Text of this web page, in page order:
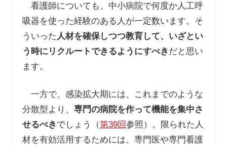
看護師についても、中小病院で何度か人工呼
吸器を使った経験のある人が一定数います。そ
ういった 人材を確保しつつ教育して、いざとい
う時にリクルートできるようにすべき だと思い
ます。
一方で、感染拡大期には、これまでのような
分散型より、 専門の病院を作って機能を集中さ
せるべき でしょう（第39回参照）。限られた人
材を有効活用するためには、専門医や専門看護